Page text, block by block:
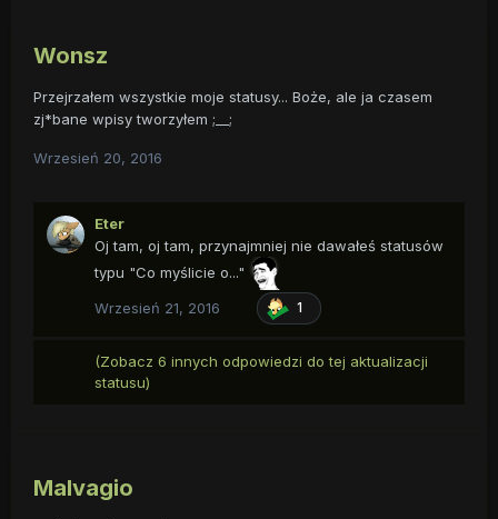
Wonsz
Przejrzałem wszystkie moje statusy... Boże, ale ja czasem
zj*bane wpisy tworzyłem ;__;
Wrzesień 20, 2016
Eter
Oj tam, oj tam, przynajmniej nie dawałeś statusów
typu "Co myślicie o..."
Wrzesień 21, 2016
1
(Zobacz 6 innych odpowiedzi do tej aktualizacji
statusu)
Malvagio